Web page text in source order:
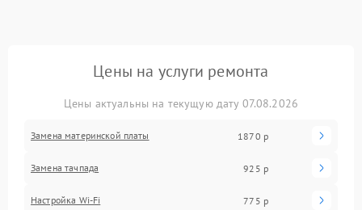
Цены на услуги ремонта
Цены актуальны на текущую дату 07.08.2026
Замена материнской платы 1870 р
Замена тачпада 925 р
Настройка Wi-Fi 775 р